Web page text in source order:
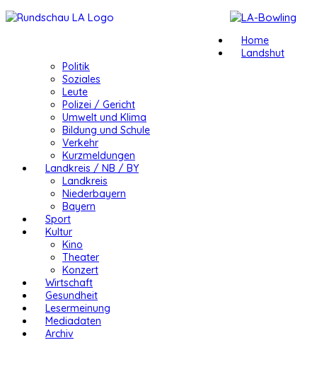
Home
Landshut
Politik
Soziales
Leute
Polizei / Gericht
Umwelt und Klima
Bildung und Schule
Verkehr
Kurzmeldungen
Landkreis / NB / BY
Landkreis
Niederbayern
Bayern
Sport
Kultur
Kino
Theater
Konzert
Wirtschaft
Gesundheit
Lesermeinung
Mediadaten
Archiv